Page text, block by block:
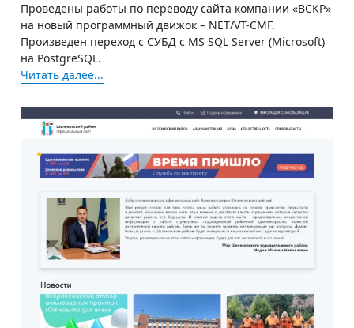
Проведены работы по переводу сайта компании «ВСКР»
на новый программный движок – NET/VT-CMF.
Произведен переход с СУБД с MS SQL Server (Microsoft)
на PostgreSQL.
Читать далее...